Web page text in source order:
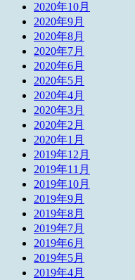
2020年10月
2020年9月
2020年8月
2020年7月
2020年6月
2020年5月
2020年4月
2020年3月
2020年2月
2020年1月
2019年12月
2019年11月
2019年10月
2019年9月
2019年8月
2019年7月
2019年6月
2019年5月
2019年4月